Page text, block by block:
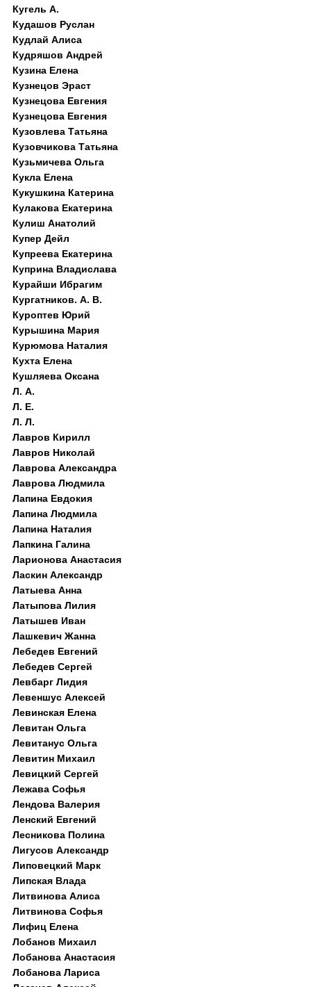
Кугель А.
Кудашов Руслан
Кудлай Алиса
Кудряшов Андрей
Кузина Елена
Кузнецов Эраст
Кузнецова Евгения
Кузнецова Евгения
Кузовлева Татьяна
Кузовчикова Татьяна
Кузьмичева Ольга
Кукла Елена
Кукушкина Катерина
Кулакова Екатерина
Кулиш Анатолий
Купер Дейл
Купреева Екатерина
Куприна Владислава
Курайши Ибрагим
Кургатников. А. В.
Куроптев Юрий
Курышина Мария
Курюмова Наталия
Кухта Елена
Кушляева Оксана
Л. А.
Л. Е.
Л. Л.
Лавров Кирилл
Лавров Николай
Лаврова Александра
Лаврова Людмила
Лапина Евдокия
Лапина Людмила
Лапина Наталия
Лапкина Галина
Ларионова Анастасия
Ласкин Александр
Латыева Анна
Латыпова Лилия
Латышев Иван
Лашкевич Жанна
Лебедев Евгений
Лебедев Сергей
Левбарг Лидия
Левеншус Алексей
Левинская Елена
Левитан Ольга
Левитанус Ольга
Левитин Михаил
Левицкий Сергей
Лежава Софья
Лендова Валерия
Ленский Евгений
Лесникова Полина
Лигусов Александр
Липовецкий Марк
Липская Влада
Литвинова Алиса
Литвинова Софья
Лифиц Елена
Лобанов Михаил
Лобанова Анастасия
Лобанова Лариса